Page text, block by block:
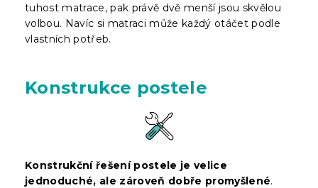
tuhost matrace, pak právě dvě menší jsou skvělou
volbou. Navíc si matraci může každý otáčet podle
vlastních potřeb.
Konstrukce postele
Konstrukční řešení postele je velice
jednoduché, ale zároveň dobře promyšlené.